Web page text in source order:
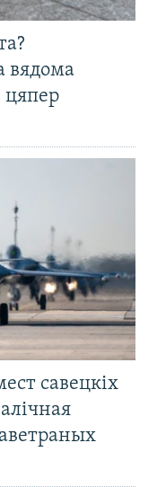
вядома
цяпер
савецкіх